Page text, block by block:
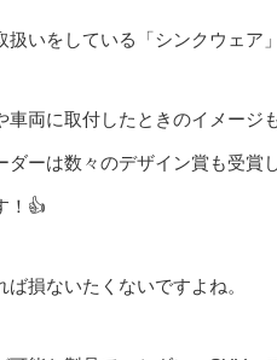
いをしている「シンクウェア
両に取付したときのイメージ
ダーは数々のデザイン賞も受
！👍
損ないたくないですよね。